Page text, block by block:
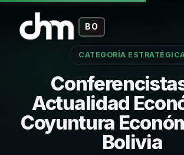
BO
CATEGORÍA
Actualidad
Coyuntura
Bolivia